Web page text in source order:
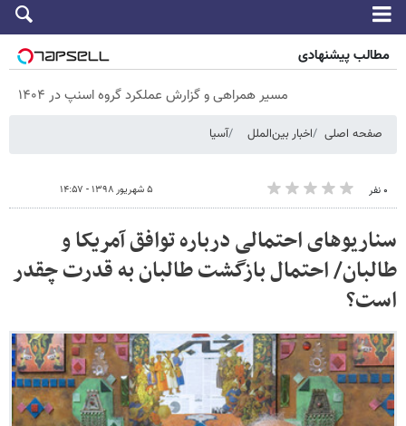
مطالب پیشنهادی
مسیر همراهی و گزارش عملکرد گروه اسنپ در ۱۴۰۴
صفحه اصلی اخبار بین‌الملل آسیا
۰ نفر ۵ شهریور ۱۳۹۸ - ۱۴:۵۷
سناریوهای احتمالی درباره توافق آمریکا و
طالبان/ احتمال بازگشت طالبان به قدرت چقدر
است؟